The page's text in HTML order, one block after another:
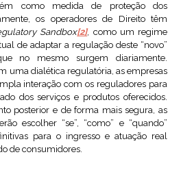
como medida de proteção dos
os operadores de Direito têm
Sandbox[2], como um regime
de adaptar a regulação deste “novo”
no mesmo surgem diariamente.
uma dialética regulatória, as empresas
interação com os reguladores para
dos serviços e produtos oferecidos.
posterior e de forma mais segura, as
escolher “se”, “como” e “quando”
para o ingresso e atuação real
de consumidores.